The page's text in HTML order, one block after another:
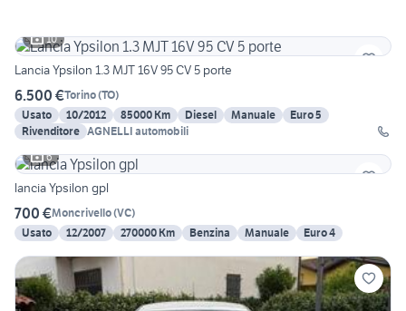
10
Lancia Ypsilon 1.3 MJT 16V 95 CV 5 porte
6.500 €Torino(TO)
Usato
10/2012 85000 Km Diesel Manuale
Euro 5
Rivenditore AGNELLI automobili
6
lancia Ypsilon gpl
700 €Moncrivello(VC)
Usato
12/2007 270000 Km Benzina Manuale Euro 4